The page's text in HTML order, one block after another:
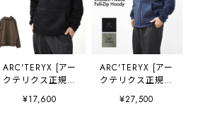
ARC'TERYX [アー
クテリクス正規代
理店] Emblem
Fleece Hoody
¥17,600
ARC'TERYX [アー
クテリクス正規代
理店] Emblem
Fleece Full-Zip
¥27,500